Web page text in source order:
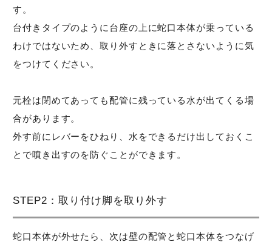
す。
台付きタイプのように台座の上に蛇口本体が乗っている
わけではないため、取り外すときに落とさないように気
をつけてください。
元栓は閉めてあっても配管に残っている水が出てくる場
合があります。
外す前にレバーをひねり、水をできるだけ出しておくこ
とで噴き出すのを防ぐことができます。
STEP2：取り付け脚を取り外す
蛇口本体が外せたら、次は壁の配管と蛇口本体をつなげ